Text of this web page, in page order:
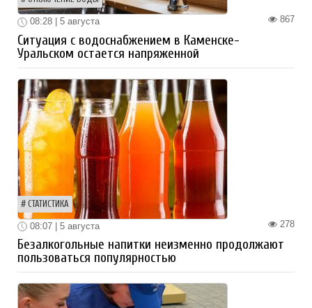
867
08:28 | 5 августа
Ситуация с водоснабжением в Каменске-
Уральском остается напряженной
СТАТИСТИКА
278
08:07 | 5 августа
Безалкогольные напитки неизменно продолжают
пользоваться популярностью